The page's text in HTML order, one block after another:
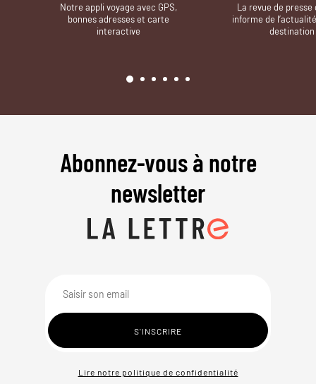
Notre appli voyage avec GPS,
bonnes adresses et carte
interactive
La revue de presse
informe de
destination
Abonnez-vous à notre
newsletter
Lire notre politique de confidentialité